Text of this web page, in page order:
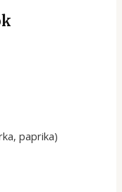
paprika)